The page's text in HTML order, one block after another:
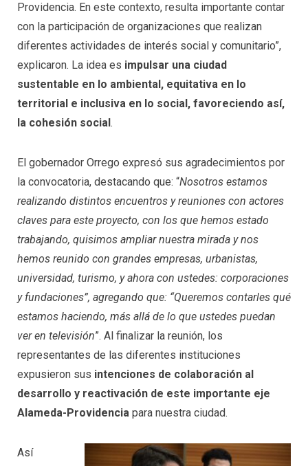
Providencia. En este contexto, resulta importante contar
con la participación de organizaciones que realizan
diferentes actividades de interés social y comunitario”,
explicaron. La idea es impulsar una ciudad
sustentable en lo ambiental, equitativa en lo
territorial e inclusiva en lo social, favoreciendo así,
la cohesión social .
El gobernador Orrego expresó sus agradecimientos por
la convocatoria, destacando que: “Nosotros estamos
realizando distintos encuentros y reuniones con actores
claves para este proyecto, con los que hemos estado
trabajando, quisimos ampliar nuestra mirada y nos
hemos reunido con grandes empresas, urbanistas,
universidad, turismo, y ahora con ustedes: corporaciones
y fundaciones”, agregando que: “Queremos contarles qué
estamos haciendo, más allá de lo que ustedes puedan
ver en televisión”. Al finalizar la reunión, los
representantes de las diferentes instituciones
expusieron sus intenciones de colaboración al
desarrollo y reactivación de este importante eje
Alameda-Providencia para nuestra ciudad.
Así